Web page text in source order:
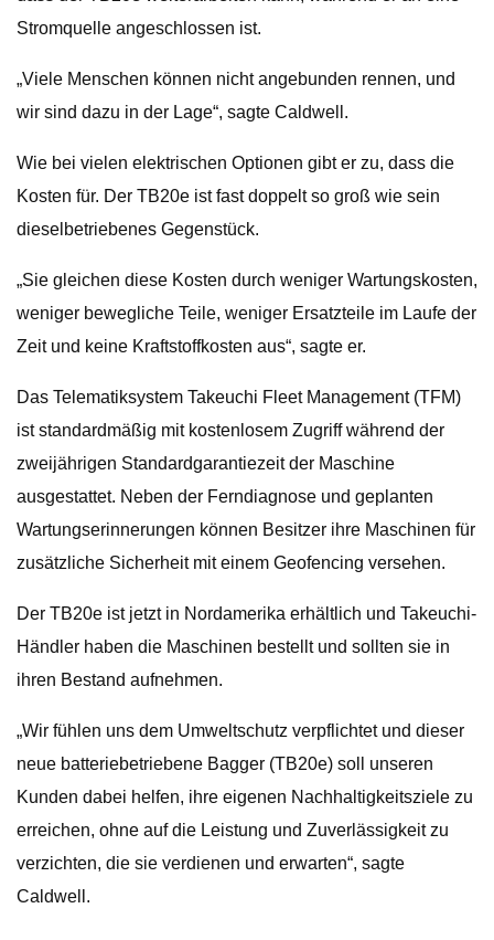
Stromquelle angeschlossen ist.
„Viele Menschen können nicht angebunden rennen, und
wir sind dazu in der Lage“, sagte Caldwell.
Wie bei vielen elektrischen Optionen gibt er zu, dass die
Kosten für. Der TB20e ist fast doppelt so groß wie sein
dieselbetriebenes Gegenstück.
„Sie gleichen diese Kosten durch weniger Wartungskosten,
weniger bewegliche Teile, weniger Ersatzteile im Laufe der
Zeit und keine Kraftstoffkosten aus“, sagte er.
Das Telematiksystem Takeuchi Fleet Management (TFM)
ist standardmäßig mit kostenlosem Zugriff während der
zweijährigen Standardgarantiezeit der Maschine
ausgestattet. Neben der Ferndiagnose und geplanten
Wartungserinnerungen können Besitzer ihre Maschinen für
zusätzliche Sicherheit mit einem Geofencing versehen.
Der TB20e ist jetzt in Nordamerika erhältlich und Takeuchi-
Händler haben die Maschinen bestellt und sollten sie in
ihren Bestand aufnehmen.
„Wir fühlen uns dem Umweltschutz verpflichtet und dieser
neue batteriebetriebene Bagger (TB20e) soll unseren
Kunden dabei helfen, ihre eigenen Nachhaltigkeitsziele zu
erreichen, ohne auf die Leistung und Zuverlässigkeit zu
verzichten, die sie verdienen und erwarten“, sagte
Caldwell.